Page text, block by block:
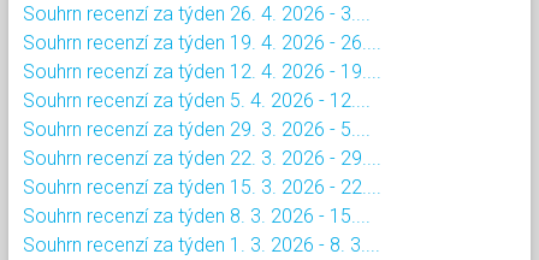
Souhrn recenzí za týden 26. 4. 2026 - 3....
Souhrn recenzí za týden 19. 4. 2026 - 26....
Souhrn recenzí za týden 12. 4. 2026 - 19....
Souhrn recenzí za týden 5. 4. 2026 - 12....
Souhrn recenzí za týden 29. 3. 2026 - 5....
Souhrn recenzí za týden 22. 3. 2026 - 29....
Souhrn recenzí za týden 15. 3. 2026 - 22....
Souhrn recenzí za týden 8. 3. 2026 - 15....
Souhrn recenzí za týden 1. 3. 2026 - 8. 3....